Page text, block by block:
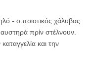
- ο ποιοτικός χάλυβας
πρίν στέλνουν.
και την